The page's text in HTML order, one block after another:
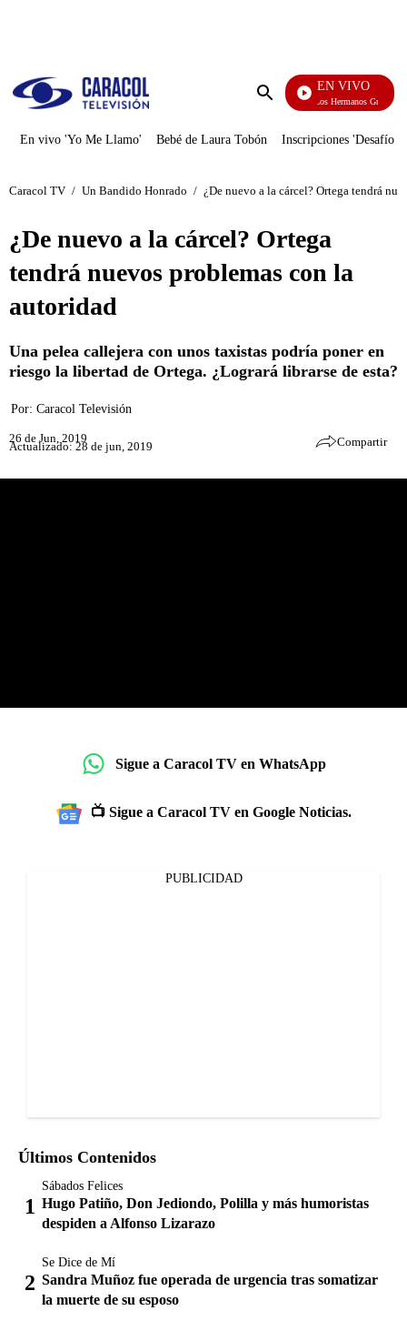
Enviar
EN VIVO
Cuentos De Los Hermanos Grimm
En vivo 'Yo Me Llamo' Bebé de Laura Tobón Inscripciones 'Desafío'
Caracol TV / Un Bandido Honrado / ¿De nuevo a la cárcel? Ortega tendrá
¿De nuevo a la cárcel? Ortega
tendrá nuevos problemas con la
autoridad
Una pelea callejera con unos taxistas podría poner en
riesgo la libertad de Ortega. ¿Logrará librarse de esta?
Por: Caracol Televisión
26 de Jun, 2019
Actualizado: 28 de jun, 2019 Compartir
Sigue a Caracol TV en WhatsApp
📺 Sigue a Caracol TV en Google Noticias.
PUBLICIDAD
Últimos Contenidos
Sábados Felices
Hugo Patiño, Don Jediondo, Polilla y más humoristas
despiden a Alfonso Lizarazo
Se Dice de Mí
Sandra Muñoz fue operada de urgencia tras somatizar
la muerte de su esposo